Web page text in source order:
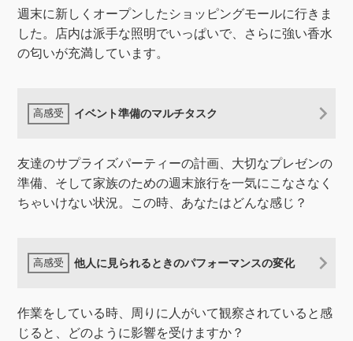
週末に新しくオープンしたショッピングモールに行きま
した。店内は派手な照明でいっぱいで、さらに強い香水
の匂いが充満しています。
イベント準備のマルチタスク
友達のサプライズパーティーの計画、大切なプレゼンの
準備、そして家族のための週末旅行を一気にこなさなく
ちゃいけない状況。この時、あなたはどんな感じ？
他人に見られるときのパフォーマンスの変化
作業をしている時、周りに人がいて観察されていると感
じると、どのように影響を受けますか？